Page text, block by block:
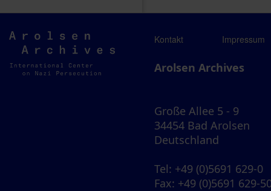
Arolsen
Archives
Kontakt Impressum
Arolsen Archives
Große Allee 5 - 9
34454 Bad Arolsen
Deutschland
Tel: +49 (0)5691 629-0
Fax: +49 (0)5691 629-